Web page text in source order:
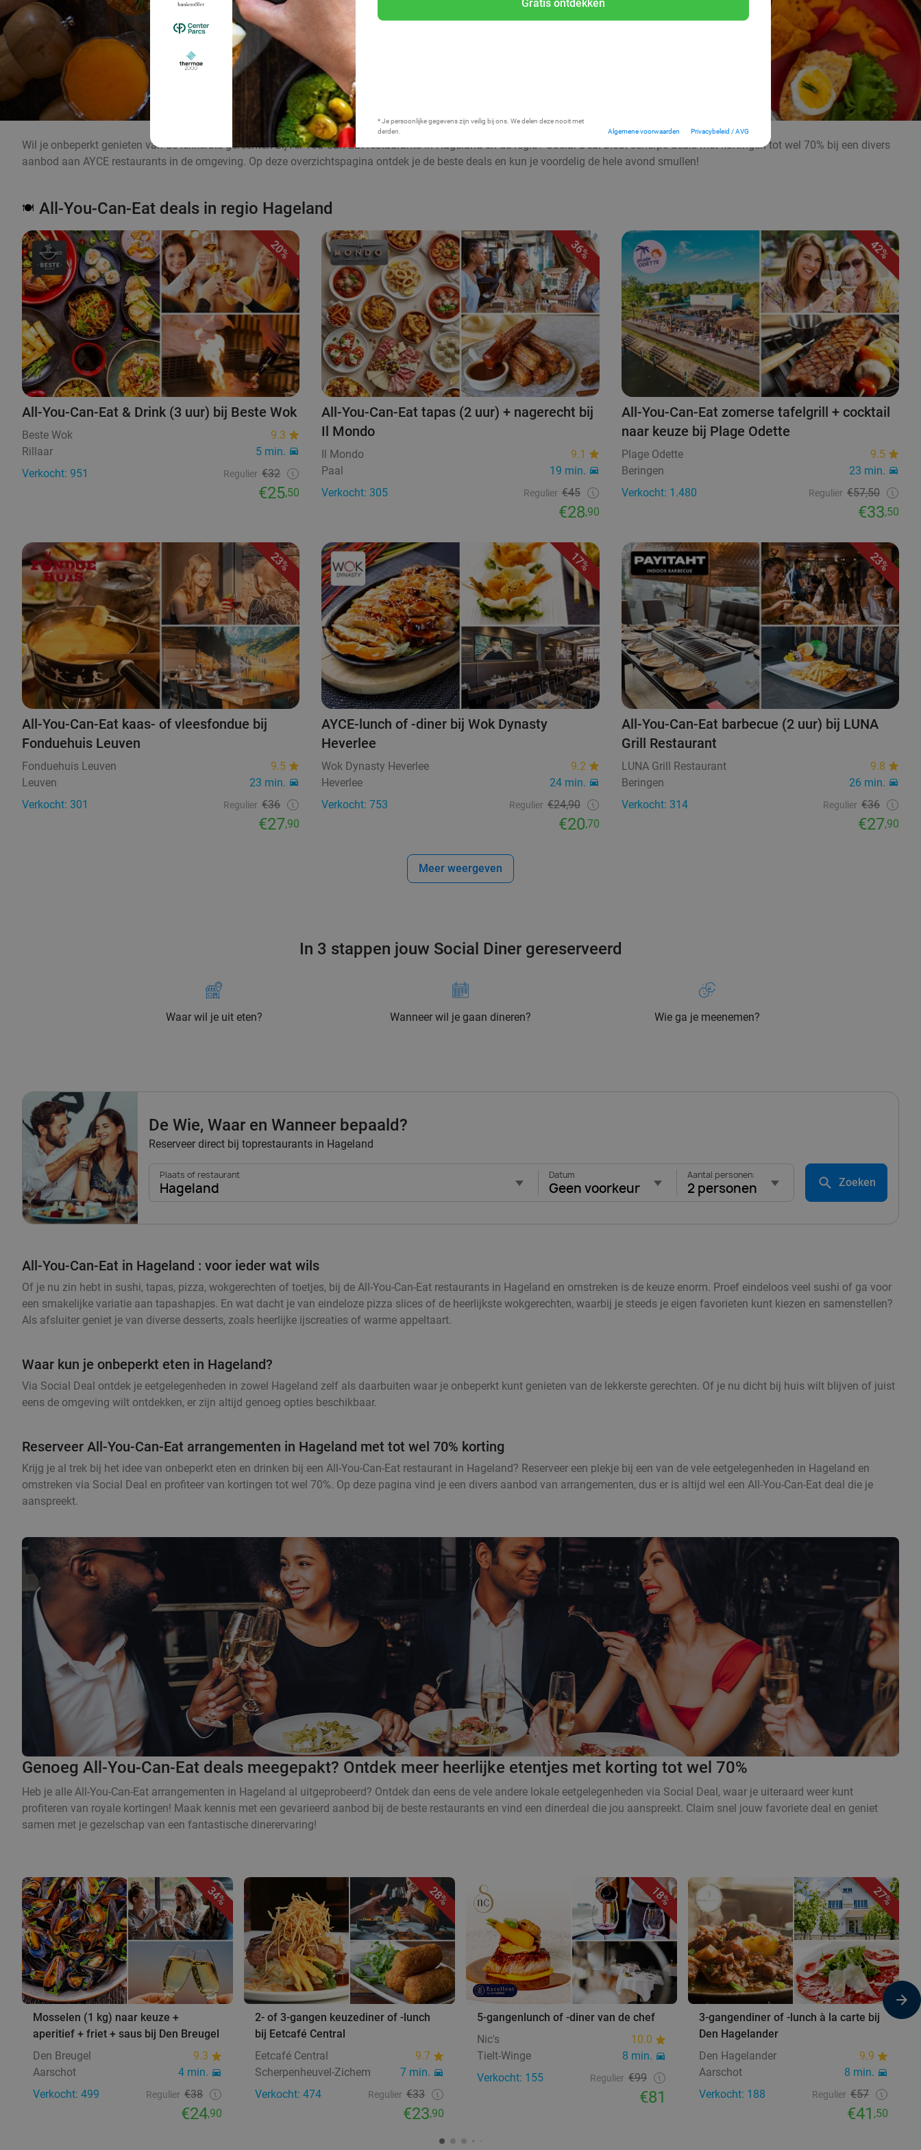
Gratis ontdekken
* Je persoonlijke gegevens zijn veilig bij ons. We delen deze nooit met
derden.
Algemene voorwaarden Privacybeleid / AVG
Wil je onbeperkt genieten van de lekkerste gerechten bij All-You-Can-Eat restaurants in Hageland en de regio? Social Deal biedt scherpe deals met kortingen tot wel 70% bij een divers
aanbod aan AYCE restaurants in de omgeving. Op deze overzichtspagina ontdek je de beste deals en kun je voordelig de hele avond smullen!
🍽️ All-You-Can-Eat deals in regio Hageland
20%
All-You-Can-Eat & Drink (3 uur) bij Beste Wok
Beste Wok
9.3
Rillaar
5 min.
Verkocht: 951
Regulier €32
€25,50
36%
All-You-Can-Eat tapas (2 uur) + nagerecht bij
Il Mondo
Il Mondo
9.1
Paal
19 min.
Verkocht: 305
Regulier €45
€28,90
42%
All-You-Can-Eat zomerse tafelgrill + cocktail
naar keuze bij Plage Odette
Plage Odette
9.5
Beringen
23 min.
Verkocht: 1.480
Regulier €57,50
€33,50
23%
All-You-Can-Eat kaas- of vleesfondue bij
Fonduehuis Leuven
Fonduehuis Leuven
9.5
Leuven
23 min.
Verkocht: 301
Regulier €36
€27,90
17%
AYCE-lunch of -diner bij Wok Dynasty
Heverlee
Wok Dynasty Heverlee
9.2
Heverlee
24 min.
Verkocht: 753
Regulier €24,90
€20,70
23%
All-You-Can-Eat barbecue (2 uur) bij LUNA
Grill Restaurant
LUNA Grill Restaurant
9.8
Beringen
26 min.
Verkocht: 314
Regulier €36
€27,90
Meer weergeven
In 3 stappen jouw Social Diner gereserveerd
Waar wil je uit eten? Wanneer wil je gaan dineren? Wie ga je meenemen?
De Wie, Waar en Wanneer bepaald?
Reserveer direct bij toprestaurants in Hageland
Plaats of restaurant
Hageland
Datum
Geen voorkeur
Aantal personen:
2 personen Zoeken
All-You-Can-Eat in Hageland : voor ieder wat wils
Of je nu zin hebt in sushi, tapas, pizza, wokgerechten of toetjes, bij de All-You-Can-Eat restaurants in Hageland en omstreken is de keuze enorm. Proef eindeloos veel sushi of ga voor
een smakelijke variatie aan tapashapjes. En wat dacht je van eindeloze pizza slices of de heerlijkste wokgerechten, waarbij je steeds je eigen favorieten kunt kiezen en samenstellen?
Als afsluiter geniet je van diverse desserts, zoals heerlijke ijscreaties of warme appeltaart.
Waar kun je onbeperkt eten in Hageland?
Via Social Deal ontdek je eetgelegenheden in zowel Hageland zelf als daarbuiten waar je onbeperkt kunt genieten van de lekkerste gerechten. Of je nu dicht bij huis wilt blijven of juist
eens de omgeving wilt ontdekken, er zijn altijd genoeg opties beschikbaar.
Reserveer All-You-Can-Eat arrangementen in Hageland met tot wel 70% korting
Krijg je al trek bij het idee van onbeperkt eten en drinken bij een All-You-Can-Eat restaurant in Hageland? Reserveer een plekje bij een van de vele eetgelegenheden in Hageland en
omstreken via Social Deal en profiteer van kortingen tot wel 70%. Op deze pagina vind je een divers aanbod van arrangementen, dus er is altijd wel een All-You-Can-Eat deal die je
aanspreekt.
Genoeg All-You-Can-Eat deals meegepakt? Ontdek meer heerlijke etentjes met korting tot wel 70%
Heb je alle All-You-Can-Eat arrangementen in Hageland al uitgeprobeerd? Ontdek dan eens de vele andere lokale eetgelegenheden via Social Deal, waar je uiteraard weer kunt
profiteren van royale kortingen! Maak kennis met een gevarieerd aanbod bij de beste restaurants en vind een dinerdeal die jou aanspreekt. Claim snel jouw favoriete deal en geniet
samen met je gezelschap van een fantastische dinerervaring!
34%
Mosselen (1 kg) naar keuze +
aperitief + friet + saus bij Den Breugel
Den Breugel
9.3
Aarschot
4 min.
Verkocht: 499
Regulier €38
€24,90
28%
2- of 3-gangen keuzediner of -lunch
bij Eetcafé Central
Eetcafé Central
9.7
Scherpenheuvel-Zichem
7 min.
Verkocht: 474
Regulier €33
€23,90
18%
5-gangenlunch of -diner van de chef
Nic's
10.0
Tielt-Winge
8 min.
Verkocht: 155
Regulier €99
€81
27%
3-gangendiner of -lunch à la carte bij
Den Hagelander
Den Hagelander
9.9
Aarschot
8 min.
Verkocht: 188
Regulier €57
€41 ,50